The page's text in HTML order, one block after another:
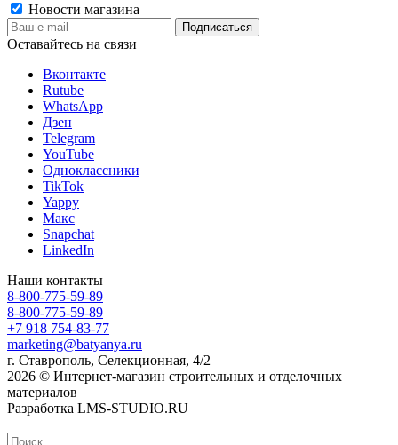
Новости магазина
Оставайтесь на связи
Вконтакте
Rutube
WhatsApp
Дзен
Telegram
YouTube
Одноклассники
TikTok
Yappy
Макс
Snapchat
LinkedIn
Наши контакты
8-800-775-59-89
8-800-775-59-89
+7 918 754-83-77
marketing@batyanya.ru
г. Ставрополь, Селекционная, 4/2
2026 © Интернет-магазин строительных и отделочных
материалов
Разработка LMS-STUDIO.RU